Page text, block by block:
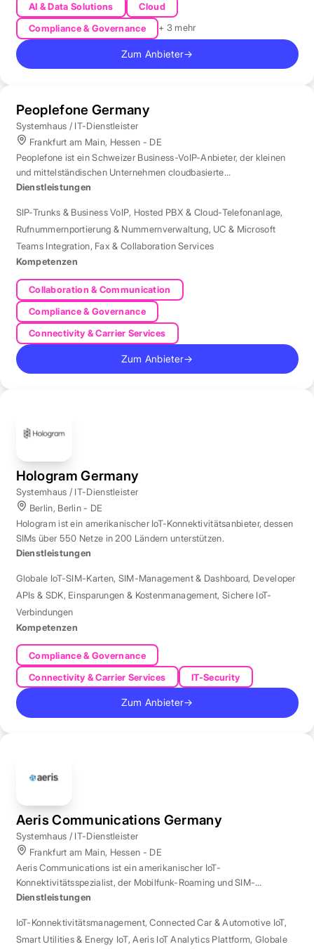
AI & Data Solutions
Cloud
Compliance & Governance
+ 3 mehr
Zum Anbieter→
Peoplefone Germany
Systemhaus / IT-Dienstleister
Frankfurt am Main, Hessen - DE
Peoplefone ist ein Schweizer Business-VoIP-Anbieter, der kleinen
und mittelständischen Unternehmen cloudbasierte
Telefonielösungen bietet.
Dienstleistungen
SIP-Trunks & Business VoIP, Hosted PBX & Cloud-Telefonanlage,
Rufnummernportierung & Nummernverwaltung, UC & Microsoft
Teams Integration, Fax & Collaboration Services
Kompetenzen
Collaboration & Communication
Compliance & Governance
Connectivity & Carrier Services
Zum Anbieter→
Hologram Germany
Systemhaus / IT-Dienstleister
Berlin, Berlin - DE
Hologram ist ein amerikanischer IoT-Konnektivitätsanbieter, dessen
SIMs über 550 Netze in 200 Ländern unterstützen.
Dienstleistungen
Globale IoT-SIM-Karten, SIM-Management & Dashboard, Developer
APIs & SDK, Einsparungen & Kostenmanagement, Sichere IoT-
Verbindungen
Kompetenzen
Compliance & Governance
Connectivity & Carrier Services
IT-Security
Zum Anbieter→
Aeris Communications Germany
Systemhaus / IT-Dienstleister
Frankfurt am Main, Hessen - DE
Aeris Communications ist ein amerikanischer IoT-
Konnektivitätsspezialist, der Mobilfunk-Roaming und SIM-
Management in über 190 Ländern verwaltet.
Dienstleistungen
IoT-Konnektivitätsmanagement,Connected Car & Automotive IoT,
Smart Utilities & Energy IoT,Aeris IoT Analytics Plattform, Globale